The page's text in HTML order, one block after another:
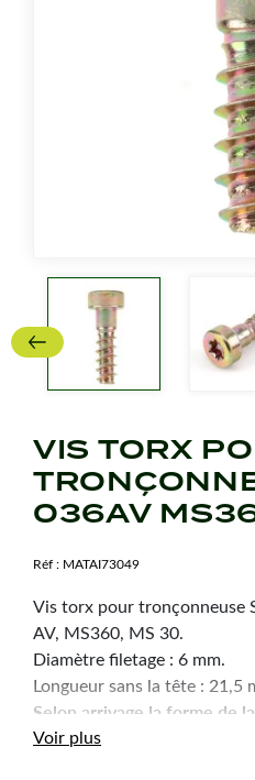
VIS TORX
036AV
Réf : MATAI73049
Vis torx pour tronçonneuse
AV, MS360, MS 30.
Diamètre filetage : 6 mm.
Longueur sans la tête : 21,5
Selon arrivage la forme de
Voir plus